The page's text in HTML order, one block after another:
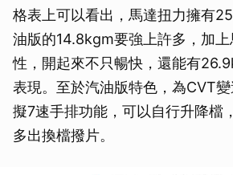
格表上可以看出，馬達扭力擁有
油版的14.8kgm要強上許多，加
性，開起來不只暢快，還能有
表現。至於汽油版特色，為CVT
擬7速手排功能，可以自行升降檔
多出換檔撥片。